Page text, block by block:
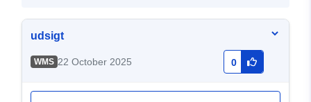
udsigt
WMS 22 October 2025 0